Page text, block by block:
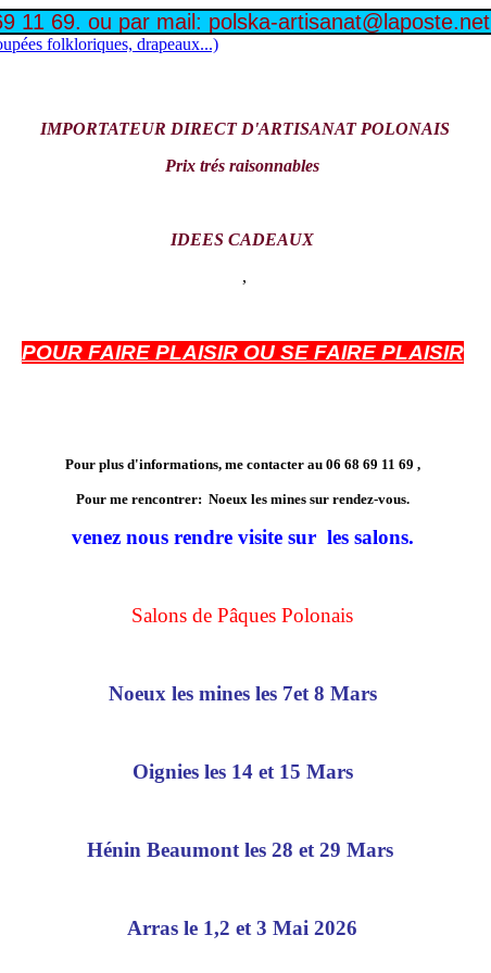
11 69. ou par mail: polska-artisanat@laposte.net
folkloriques, drapeaux...)
IMPORTATEUR DIRECT D'ARTISANAT POLONAIS
Prix trés raisonnables
IDEES CADEAUX
,
POUR FAIRE PLAISIR OU SE FAIRE PLAISIR
Pour plus d'informations, me contacter au06 68 69 11 69 ,
Pour me rencontrer: Noeux les mines sur rendez-vous.
venez nous rendre visite sur les salons.
Salons de Pâques Polonais
Noeux les mines les 7et 8 Mars
Oignies les 14 et 15 Mars
Hénin Beaumont les 28 et 29 Mars
Arras le 1,2 et 3 Mai 2026